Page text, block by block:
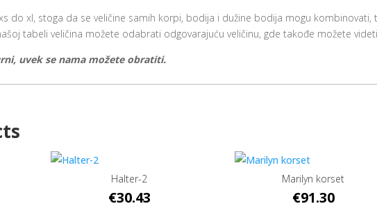
do xl, stoga da se veličine samih korpi, bodija i dužine bodija mogu
tabeli veličina možete odabrati odgovarajuću veličinu, gde takođe možete
uvek se nama možete obratiti.
Halter-2
€30.43
Marilyn korset
€91.30